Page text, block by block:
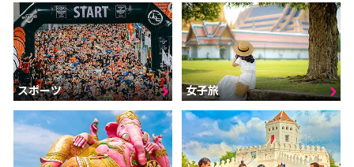
スポーツ 女子旅